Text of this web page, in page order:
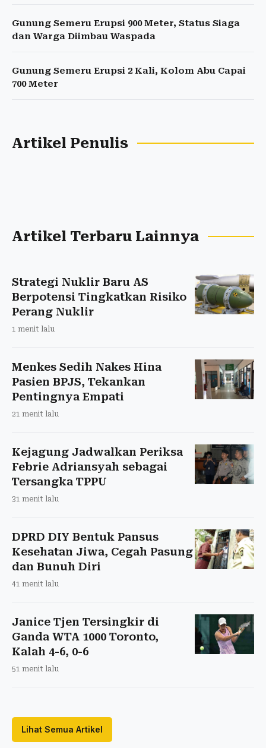
Gunung Semeru Erupsi 900 Meter, Status Siaga
dan Warga Diimbau Waspada
Gunung Semeru Erupsi 2 Kali, Kolom Abu Capai
700 Meter
Artikel Penulis
Artikel Terbaru Lainnya
Strategi Nuklir Baru AS
Berpotensi Tingkatkan Risiko
Perang Nuklir
1 menit lalu
Menkes Sedih Nakes Hina
Pasien BPJS, Tekankan
Pentingnya Empati
21 menit lalu
Kejagung Jadwalkan Periksa
Febrie Adriansyah sebagai
Tersangka TPPU
31 menit lalu
DPRD DIY Bentuk Pansus
Kesehatan Jiwa, Cegah Pasung
dan Bunuh Diri
41 menit lalu
Janice Tjen Tersingkir di
Ganda WTA 1000 Toronto,
Kalah 4-6, 0-6
51 menit lalu
Lihat Semua Artikel